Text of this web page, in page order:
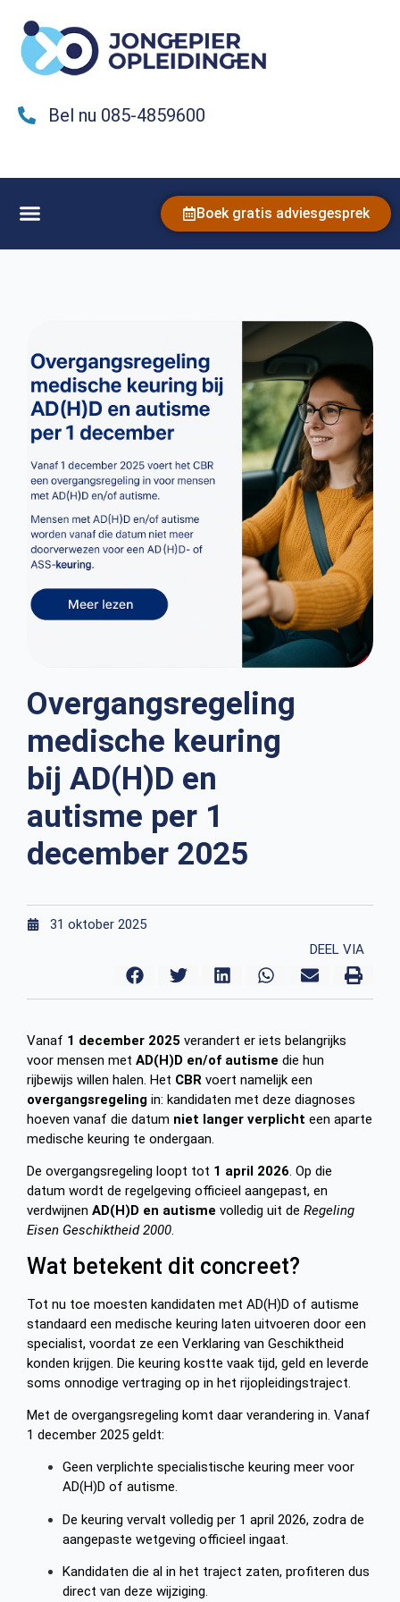
Bel nu 085-4859600
Boek gratis adviesgesprek
Overgangsregeling
medische keuring
bij AD(H)D en
autisme per 1
december 2025
31 oktober 2025
DEEL VIA
Vanaf 1 december 2025 verandert er iets belangrijks
voor mensen met AD(H)D en/of autisme die hun
rijbewijs willen halen. Het CBR voert namelijk een
overgangsregeling in: kandidaten met deze diagnoses
hoeven vanaf die datum niet langer verplicht een aparte
medische keuring te ondergaan.
De overgangsregeling loopt tot 1 april 2026. Op die
datum wordt de regelgeving officieel aangepast, en
verdwijnen AD(H)D en autisme volledig uit de Regeling
Eisen Geschiktheid 2000.
Wat betekent dit concreet?
Tot nu toe moesten kandidaten met AD(H)D of autisme
standaard een medische keuring laten uitvoeren door een
specialist, voordat ze een Verklaring van Geschiktheid
konden krijgen. Die keuring kostte vaak tijd, geld en leverde
soms onnodige vertraging op in het rijopleidingstraject.
Met de overgangsregeling komt daar verandering in. Vanaf
1 december 2025 geldt:
Geen verplichte specialistische keuring meer voor
AD(H)D of autisme.
De keuring vervalt volledig per 1 april 2026, zodra de
aangepaste wetgeving officieel ingaat.
Kandidaten die al in het traject zaten, profiteren dus
direct van deze wijziging.